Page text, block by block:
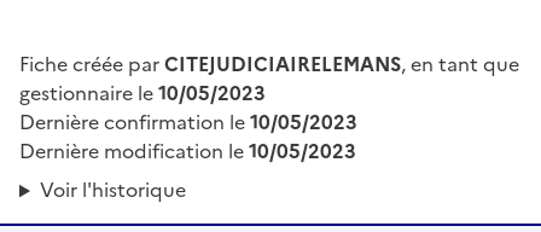
Fiche créée parCITEJUDICIAIRELEMANS, en tant que
gestionnaire le10/05/2023
Dernière confirmation le10/05/2023
Dernière modification le10/05/2023
Voir l'historique